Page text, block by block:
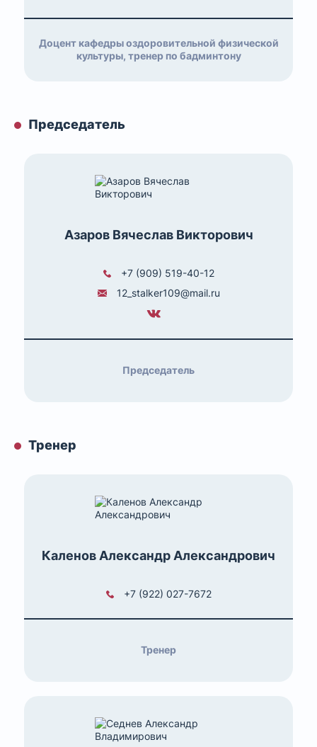
Доцент кафедры оздоровительной физической
культуры, тренер по бадминтону
Председатель
Азаров Вячеслав Викторович
+7 (909) 519-40-12
12_stalker109@mail.ru
Председатель
Тренер
Каленов Александр Александрович
+7 (922) 027-7672
Тренер